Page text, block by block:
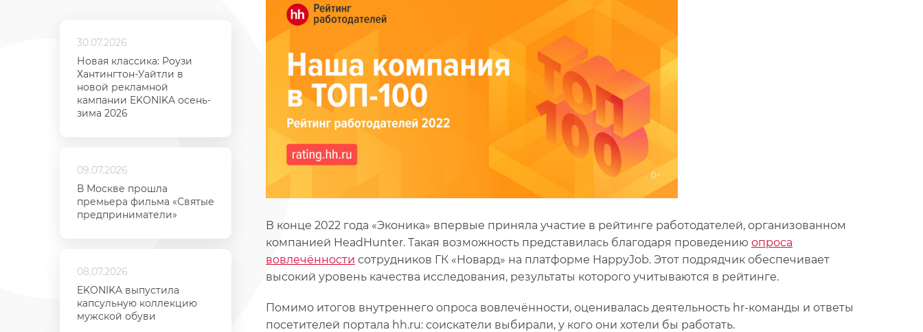
30.07.2026
Новая классика: Роузи
Хантингтон-Уайтли в
новой рекламной
кампании EKONIKA осень-
зима 2026
09.07.2026
В Москве прошла
премьера фильма «Святые
предприниматели»
08.07.2026
EKONIKA выпустила
капсульную коллекцию
мужской обуви
В конце 2022 года «Эконика» впервые приняла участие в рейтинге работодателей, организованном
компанией HeadHunter. Такая возможность представилась благодаря проведению опроса
вовлечённости сотрудников ГК «Новард» на платформе HappyJob. Этот подрядчик обеспечивает
высокий уровень качества исследования, результаты которого учитываются в рейтинге.
Помимо итогов внутреннего опроса вовлечённости, оценивалась деятельность hr-команды и ответы
посетителей портала hh.ru: соискатели выбирали, у кого они хотели бы работать.